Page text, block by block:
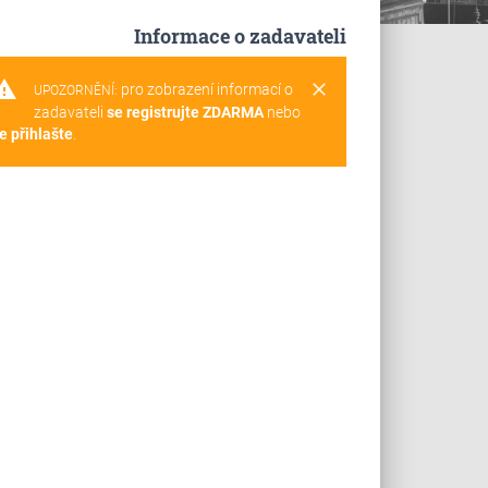
Informace o zadavateli
clear
UPOZORNĚNÍ: pro zobrazení informací o
zadavateli se registrujte ZDARMAnebo
přihlašte.